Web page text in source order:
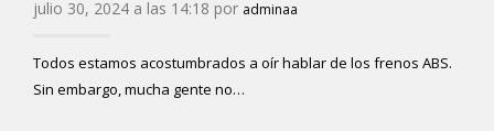
julio 30, 2024 a las 14:18 por adminaa
Todos estamos acostumbrados a oír hablar de los frenos ABS.
Sin embargo, mucha gente no…